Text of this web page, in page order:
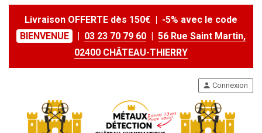
Livraison OFFERTE dès 150€ | -5% avec le code
BIENVENUE
| 03 23 70 79 60 | 56 Rue Saint Martin,
02400 CHÂTEAU-THIERRY
person Connexion